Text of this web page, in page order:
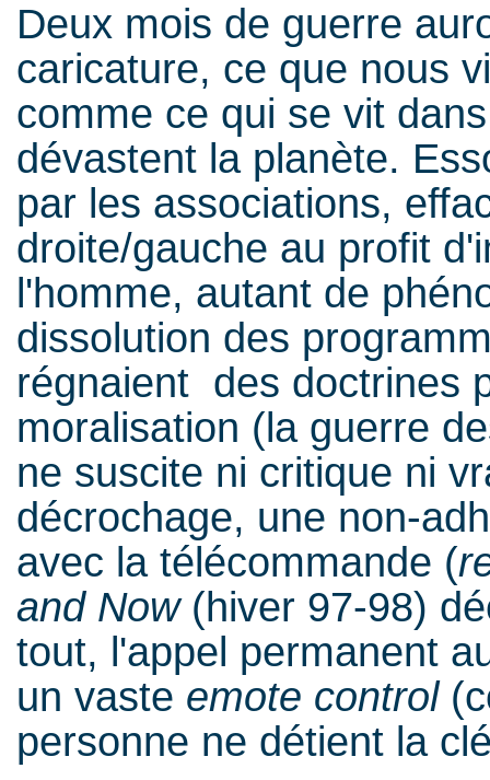
Deux mois de guerre
caricature, ce que nous
comme ce qui se vit
dévastent la planète.
par les associations,
droite/gauche au profit
l'homme, autant de
dissolution des
régnaient des doctrines
moralisation (la guerre
ne suscite ni critique ni
décrochage, une non-
avec la télécommande (
and Now(hiver 97-98)
tout, l'appel permanent
un vaste emote control
personne ne détient la